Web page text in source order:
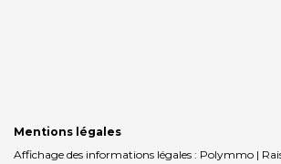
Mentions légales
Affichage des informations légales : Polymmo |